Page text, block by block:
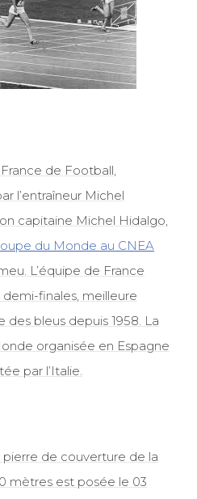
de Football,
l’entraîneur Michel
capitaine Michel Hidalgo,
du Monde au CNEA
L’équipe de France
finales, meilleure
des bleus depuis 1958. La
organisée en Espagne
par l’Italie.
pierre de couverture de la
mètres est posée le 03